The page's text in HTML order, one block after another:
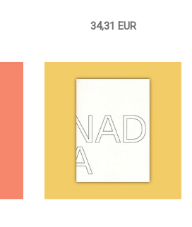
34,31 EUR